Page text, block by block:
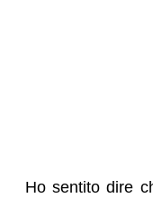
Ho sentito dire